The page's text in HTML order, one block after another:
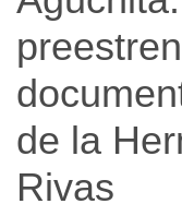
de la
Rivas